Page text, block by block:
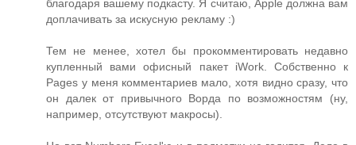
благодаря вашему подкасту. Я считаю, Apple должна вам
доплачивать за искусную рекламу :)
Тем не менее, хотел бы прокомментировать недавно
купленный вами офисный пакет iWork. Собственно к
Pages у меня комментариев мало, хотя видно сразу, что
он далек от привычного Ворда по возможностям (ну,
например, отсутствуют макросы).